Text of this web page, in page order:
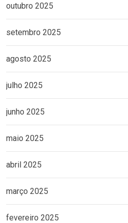
outubro 2025
setembro 2025
agosto 2025
julho 2025
junho 2025
maio 2025
abril 2025
março 2025
fevereiro 2025